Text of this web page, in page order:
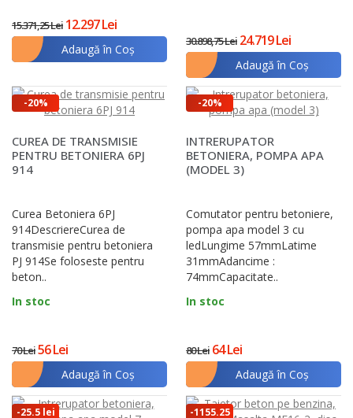
15.371,25 Lei 12.297 Lei
Adaugă în Coş
30.898,75 Lei 24.719 Lei
Adaugă în Coş
-20%
CUREA DE TRANSMISIE
PENTRU BETONIERA 6PJ
914
Curea Betoniera 6PJ
914DescriereCurea de
transmisie pentru betoniera
PJ 914Se foloseste pentru
beton..
In stoc
70 Lei56 Lei
Adaugă în Coş
-20%
INTRERUPATOR
BETONIERA, POMPA APA
(MODEL 3)
Comutator pentru betoniere,
pompa apa model 3 cu
ledLungime 57mmLatime
31mmAdancime :
74mmCapacitate..
In stoc
80 Lei 64 Lei
Adaugă în Coş
-25.5 lei
-1155.25